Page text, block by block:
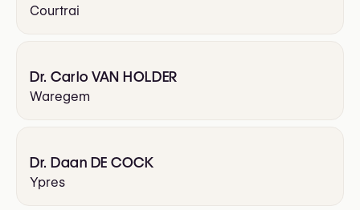
Courtrai
Dr. Carlo VAN HOLDER
Waregem
Dr. Daan DE COCK
Ypres